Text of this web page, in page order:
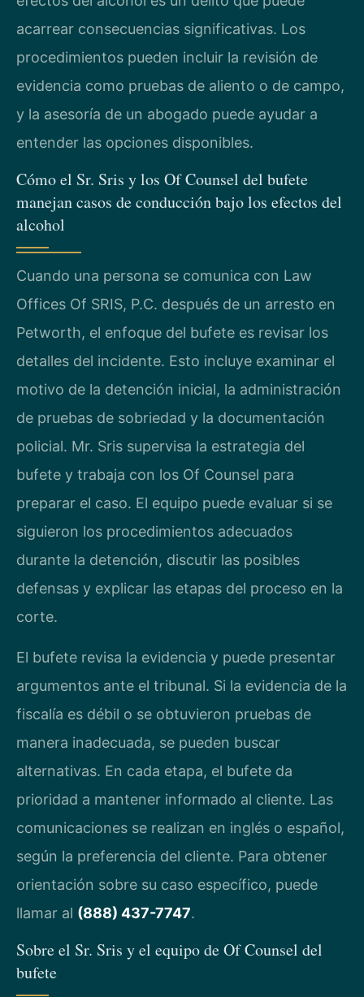
acarrear consecuencias significativas. Los
procedimientos pueden incluir la revisión de
evidencia como pruebas de aliento o de campo,
y la asesoría de un abogado puede ayudar a
entender las opciones disponibles.
Cómo el Sr. Sris y los Of Counsel del bufete
manejan casos de conducción bajo los efectos del
alcohol
Cuando una persona se comunica con Law
Offices Of SRIS, P.C. después de un arresto en
Petworth, el enfoque del bufete es revisar los
detalles del incidente. Esto incluye examinar el
motivo de la detención inicial, la administración
de pruebas de sobriedad y la documentación
policial. Mr. Sris supervisa la estrategia del
bufete y trabaja con los Of Counsel para
preparar el caso. El equipo puede evaluar si se
siguieron los procedimientos adecuados
durante la detención, discutir las posibles
defensas y explicar las etapas del proceso en la
corte.
El bufete revisa la evidencia y puede presentar
argumentos ante el tribunal. Si la evidencia de la
fiscalía es débil o se obtuvieron pruebas de
manera inadecuada, se pueden buscar
alternativas. En cada etapa, el bufete da
prioridad a mantener informado al cliente. Las
comunicaciones se realizan en inglés o español,
según la preferencia del cliente. Para obtener
orientación sobre su caso específico, puede
llamar al (888) 437-7747.
Sobre el Sr. Sris y el equipo de Of Counsel del
bufete